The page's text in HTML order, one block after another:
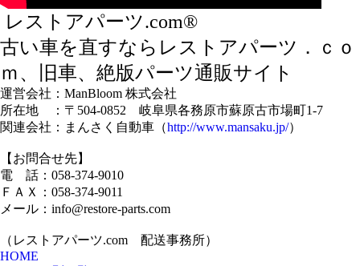
レストアパーツ.com®
古い車を直すならレストアパーツ．ｃｏ
ｍ、旧車、絶版パーツ通販サイト
運営会社：ManBloom 株式会社
所在地 ：〒504-0852 岐阜県各務原市蘇原古市場町1-7
関連会社：まんさく自動車（http://www.mansaku.jp/）
【お問合せ先】
電 話：058-374-9010
ＦＡＸ：058-374-9011
メール：info@restore-parts.com
（レストアパーツ.com 配送事務所）
HOME